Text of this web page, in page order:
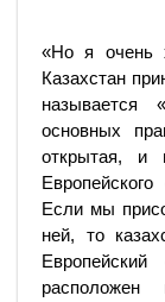
«Но я очень
Казахстан
называется
основных
открытая, и
Если мы
ней, то
расположен